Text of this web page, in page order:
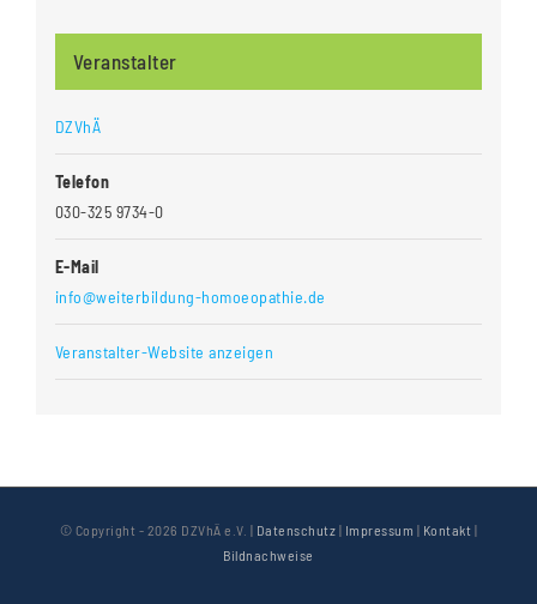
Veranstalter
DZVhÄ
Telefon
030-325 9734-0
E-Mail
info@weiterbildung-homoeopathie.de
Veranstalter-Website anzeigen
© Copyright - 2026 DZVhÄ e.V. | Datenschutz | Impressum | Kontakt |
Bildnachweise